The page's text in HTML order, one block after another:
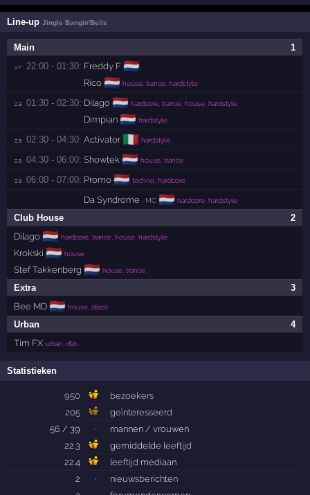
Line-upJingle Bangin'Bells
1
Main
vr 22:00 - 01:30: Freddy F 🇳🇱
Rico 🇳🇱 house, trance, hardstyle
za 01:30 - 02:30: Dilago 🇳🇱 hardcore, trance, house, hardstyle
Dimpian 🇳🇱 hardstyle
za 02:30 - 04:30: Activator 🇮🇹 hardstyle
za 04:30 - 06:00: Showtek 🇳🇱 house, trance
za 06:00 - 07:00: Promo 🇳🇱 techno, hardcore
Da Syndrome · MC 🇳🇱 hardcore, hardstyle
2
Club House
Dilago 🇳🇱 hardcore, trance, house, hardstyle
Krokski 🇳🇱 house
Stef Takkenberg 🇳🇱 house, trance
3
Extra
Bee MD 🇳🇱 house, disco
4
Urban
Tim FX urban, r&b
Statistieken
950
bezoekers
205
geïnteresseerd
56 / 39
·
mannen / vrouwen
22.3
gemiddelde leeftijd
22.4
leeftijd mediaan
2
·
nieuwsberichten